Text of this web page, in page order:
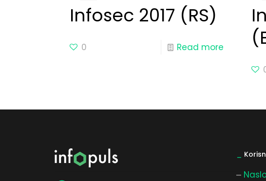
Infosec 2017 (RS)
0 Read more